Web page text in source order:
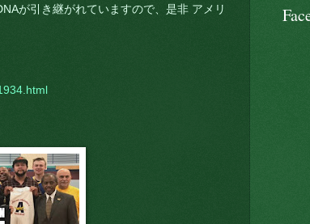
が引き継がれていますので、是非 アメリ